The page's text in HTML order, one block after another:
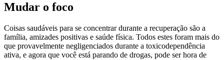
Mudar o foco
Coisas saudáveis ​​para se concentrar durante a recuperação são a
família, amizades positivas e saúde física. Todos estes foram mais do
que provavelmente negligenciados durante a toxicodependência
ativa, e agora que você está parando de drogas, pode ser hora de